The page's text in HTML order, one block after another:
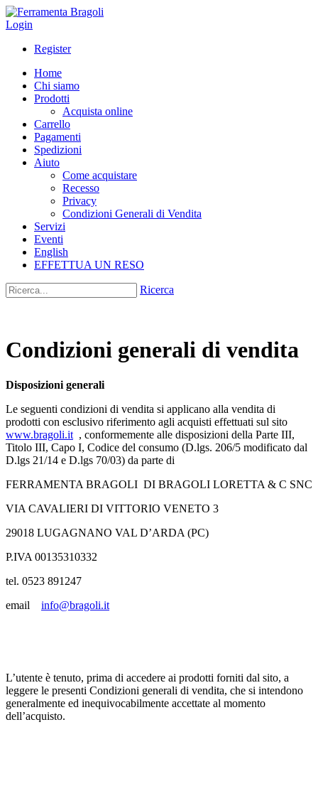
Login
Register
Home
Chi siamo
Prodotti
Acquista online
Carrello
Pagamenti
Spedizioni
Aiuto
Come acquistare
Recesso
Privacy
Condizioni Generali di Vendita
Servizi
Eventi
English
EFFETTUA UN RESO
Ricerca
Condizioni generali di vendita
Disposizioni generali
Le seguenti condizioni di vendita si applicano alla vendita di
prodotti con esclusivo riferimento agli acquisti effettuati sul sito
www.bragoli.it , conformemente alle disposizioni della Parte III,
Titolo III, Capo I, Codice del consumo (D.lgs. 206/5 modificato dal
D.lgs 21/14 e D.lgs 70/03) da parte di
FERRAMENTA BRAGOLI DI BRAGOLI LORETTA & C SNC
VIA CAVALIERI DI VITTORIO VENETO 3
29018 LUGAGNANO VAL D’ARDA (PC)
P.IVA 00135310332
tel. 0523 891247
email info@bragoli.it
L’utente è tenuto, prima di accedere ai prodotti forniti dal sito, a
leggere le presenti Condizioni generali di vendita, che si intendono
generalmente ed inequivocabilmente accettate al momento
dell’acquisto.